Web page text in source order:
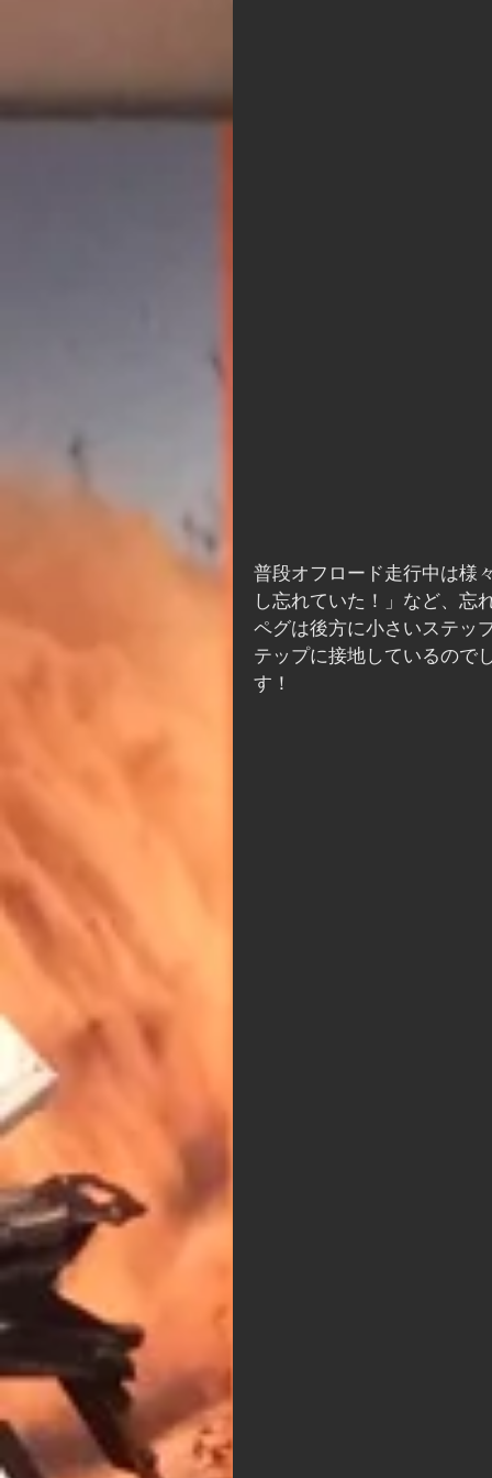
普段オフロード走行中は様
し忘れていた！」など、忘
ペグは後方に小さいステッ
テップに接地しているので
す！